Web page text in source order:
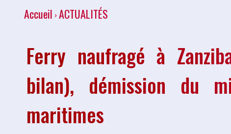
Accueil ACTUALITÉS
Ferry naufragé à
bilan), démission du
maritimes